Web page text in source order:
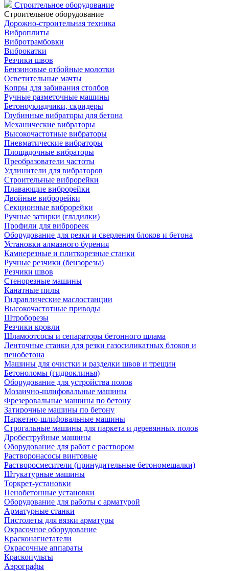
Строительное оборудование
Строительное оборудование
Дорожно-строительная техника
Виброплиты
Вибротрамбовки
Виброкатки
Резчики швов
Бензиновые отбойные молотки
Осветительные мачты
Копры для забивания столбов
Ручные разметочные машины
Бетоноукладчики, скридеры
Глубинные вибраторы для бетона
Механические вибраторы
Высокочастотные вибраторы
Пневматические вибраторы
Площадочные вибраторы
Преобразователи частоты
Удлинители для вибраторов
Строительные виброрейки
Плавающие виброрейки
Двойные виброрейки
Секционные виброрейки
Ручные затирки (гладилки)
Профили для виброреек
Оборудование для резки и сверления блоков и бетона
Установки алмазного бурения
Камнерезные и плиткорезные станки
Ручные резчики (бензорезы)
Резчики швов
Стенорезные машины
Канатные пилы
Гидравлические маслостанции
Высокочастотные приводы
Штроборезы
Резчики кровли
Шламоотсосы и сепараторы бетонного шлама
Ленточные станки для резки газосиликатных блоков и
пенобетона
Машины для очистки и разделки швов и трещин
Бетоноломы (гидроклинья)
Оборудование для устройства полов
Мозаично-шлифовальные машины
Фрезеровальные машины по бетону
Затирочные машины по бетону
Паркетно-шлифовальные машины
Строгальные машины для паркета и деревянных полов
Дробеструйные машины
Оборудование для работ с раствором
Растворонасосы винтовые
Растворосмесители (принудительные бетономешалки)
Штукатурные машины
Торкрет-установки
Пенобетонные установки
Оборудование для работы с арматурой
Арматурные станки
Пистолеты для вязки арматуры
Окрасочное оборудование
Красконагнетатели
Окрасочные аппараты
Краскопульты
Аэрографы